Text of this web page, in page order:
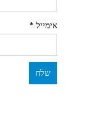
אימייל*